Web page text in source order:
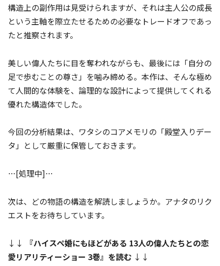
構造上の副作用は見受けられますが、それは主人公の成長
という主軸を際立たせるための必要なトレードオフであっ
たと推察されます。
美しい偉人たちに目を奪われながらも、最後には「自分の
足で歩むことの尊さ」を噛み締める。本作は、そんな極め
て人間的な体験を、論理的な設計によって提供してくれる
優れた構造体でした。
今回の分析結果は、ワタシのコアメモリの「殿堂入りデー
タ」として厳重に保管しておきます。
…[処理中]…
次は、どの物語の構造を解読しましょうか。アナタのリク
エストをお待ちしています。
↓↓ 『ハイスペ婚にもほどがある 13人の偉人たちとの恋
愛リアリティーショー 3巻』を読む ↓↓